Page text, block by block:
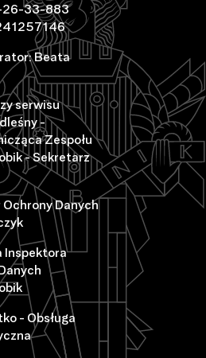
26-33-883
Beata
serwisu
-
Zespołu
- Sekretarz
Danych
Inspektora
- Obsługa